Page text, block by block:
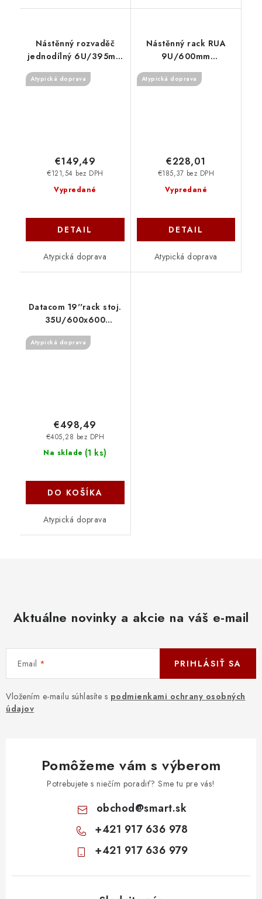
Nástěnný rozvaděč
jednodílný 6U/395mm
plech.dveře RBA-06-
CS4-CAX-A1 Triton
Atypická doprava
Vypredané
€121,54 bez DPH
€149,49
DETAIL
Atypická doprava
Nástěnný rack RUA
9U/600mm
odn.boč.+perf.dveře
RUA-09-LS6-CAX-A1
Atypická doprava
Vypredané
€185,37 bez DPH
€228,01
DETAIL
Atypická doprava
Datacom 19''rack stoj.
35U/600x600
DATACOM
Atypická doprava
Na sklade (1 ks)
€405,28 bez DPH
€498,49
DO KOŠÍKA
Atypická doprava
Aktuálne novinky a akcie na váš e-mail
Email
Vložením e-mailu súhlasíte s podmienkami ochrany osobných
údajov
PRIHLÁSIŤ SA
Pomôžeme vám s výberom
Potrebujete s niečím poradiť? Sme tu pre vás!
obchod@smart.sk
+421 917 636 978
+421 917 636 979